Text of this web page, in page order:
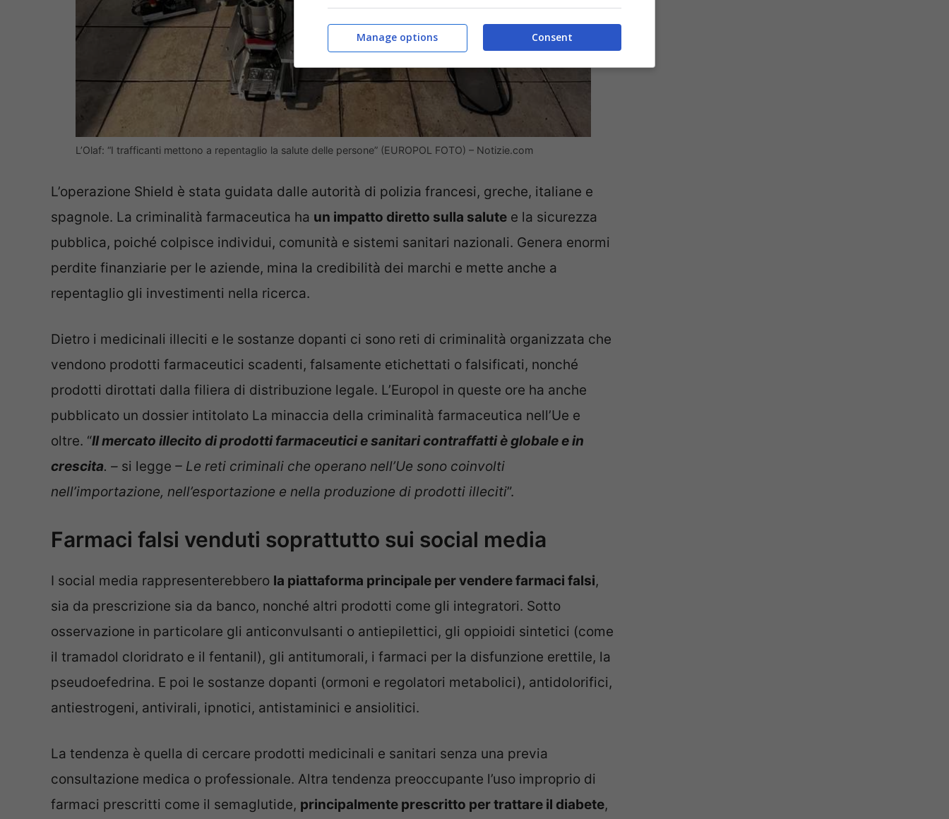
L’Olaf: “I trafficanti mettono a repentaglio la salute delle persone” (EUROPOL FOTO) – Notizie.com
L’operazione Shield è stata guidata dalle autorità di polizia francesi, greche, italiane e
spagnole. La criminalità farmaceutica ha un impatto diretto sulla salute e la sicurezza
pubblica, poiché colpisce individui, comunità e sistemi sanitari nazionali. Genera enormi
perdite finanziarie per le aziende, mina la credibilità dei marchi e mette anche a
repentaglio gli investimenti nella ricerca.
Dietro i medicinali illeciti e le sostanze dopanti ci sono reti di criminalità organizzata che
vendono prodotti farmaceutici scadenti, falsamente etichettati o falsificati, nonché
prodotti dirottati dalla filiera di distribuzione legale. L’Europol in queste ore ha anche
pubblicato un dossier intitolato La minaccia della criminalità farmaceutica nell’Ue e
oltre. “Il mercato illecito di prodotti farmaceutici e sanitari contraffatti è globale e in
crescita. – si legge – Le reti criminali che operano nell’Ue sono coinvolti
nell’importazione, nell’esportazione e nella produzione di prodotti illeciti”.
Farmaci falsi venduti soprattutto sui social media
I social media rappresenterebbero la piattaforma principale per vendere farmaci falsi,
sia da prescrizione sia da banco, nonché altri prodotti come gli integratori. Sotto
osservazione in particolare gli anticonvulsanti o antiepilettici, gli oppioidi sintetici (come
il tramadol cloridrato e il fentanil), gli antitumorali, i farmaci per la disfunzione erettile, la
pseudoefedrina. E poi le sostanze dopanti (ormoni e regolatori metabolici), antidolorifici,
antiestrogeni, antivirali, ipnotici, antistaminici e ansiolitici.
La tendenza è quella di cercare prodotti medicinali e sanitari senza una previa
consultazione medica o professionale. Altra tendenza preoccupante l’uso improprio di
farmaci prescritti come il semaglutide, principalmente prescritto per trattare il diabete,
Consent
Manage options